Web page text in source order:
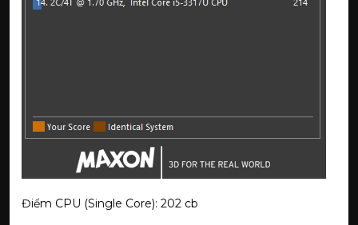
Điểm CPU (Single Core): 202 cb